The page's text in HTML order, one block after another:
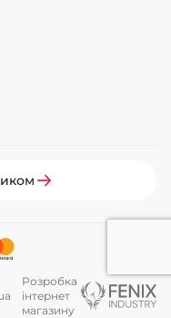
Розробка
інтернет
магазину